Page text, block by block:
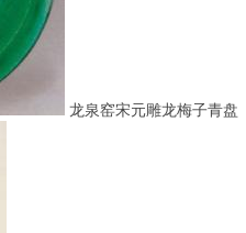
龙泉窑宋元雕龙梅子青盘